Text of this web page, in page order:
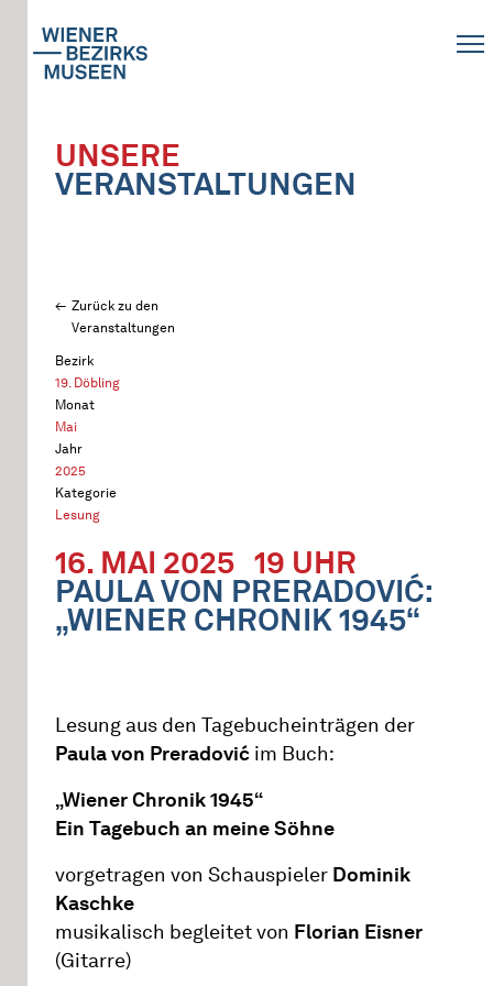
UNSERE
VERANSTALTUNGEN
Zurück zu den
Veranstaltungen
Bezirk
19. Döbling
Monat
Mai
Jahr
2025
Kategorie
Lesung
16. MAI 2025 19 UHR
PAULA VON PRERADOVIĆ:
„WIENER CHRONIK 1945“
Lesung aus den Tagebucheinträgen der
Paula von Preradović im Buch:
„Wiener Chronik 1945“
Ein Tagebuch an meine Söhne
vorgetragen von Schauspieler Dominik
Kaschke
musikalisch begleitet von Florian Eisner
(Gitarre)